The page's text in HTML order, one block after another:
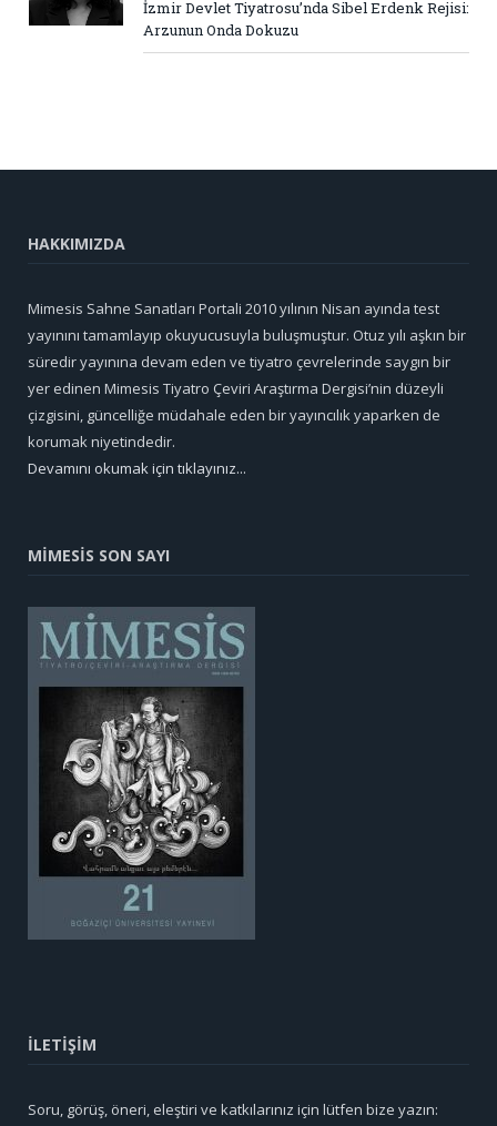
İzmir Devlet Tiyatrosu’nda Sibel Erdenk Rejisi:
Arzunun Onda Dokuzu
HAKKIMIZDA
Mimesis Sahne Sanatları Portali 2010 yılının Nisan ayında test
yayınını tamamlayıp okuyucusuyla buluşmuştur. Otuz yılı aşkın bir
süredir yayınına devam eden ve tiyatro çevrelerinde saygın bir
yer edinen Mimesis Tiyatro Çeviri Araştırma Dergisi’nin düzeyli
çizgisini, güncelliğe müdahale eden bir yayıncılık yaparken de
korumak niyetindedir.
Devamını okumak için tıklayınız...
MİMESİS SON SAYI
İLETİŞİM
Soru, görüş, öneri, eleştiri ve katkılarınız için lütfen bize yazın: